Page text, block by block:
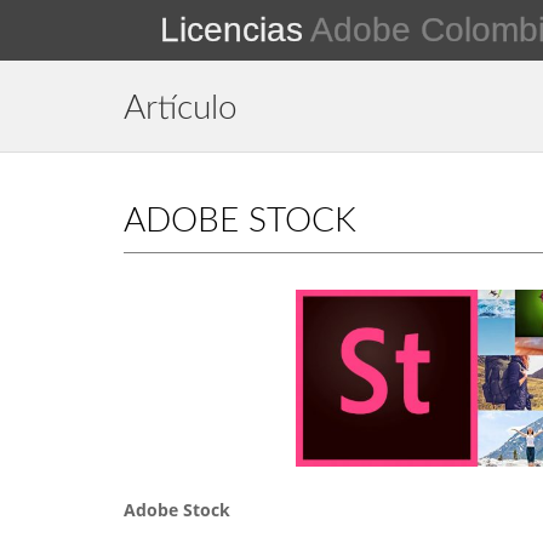
Licencias Adobe
Artículo
ADOBE STOCK
Adobe Stock